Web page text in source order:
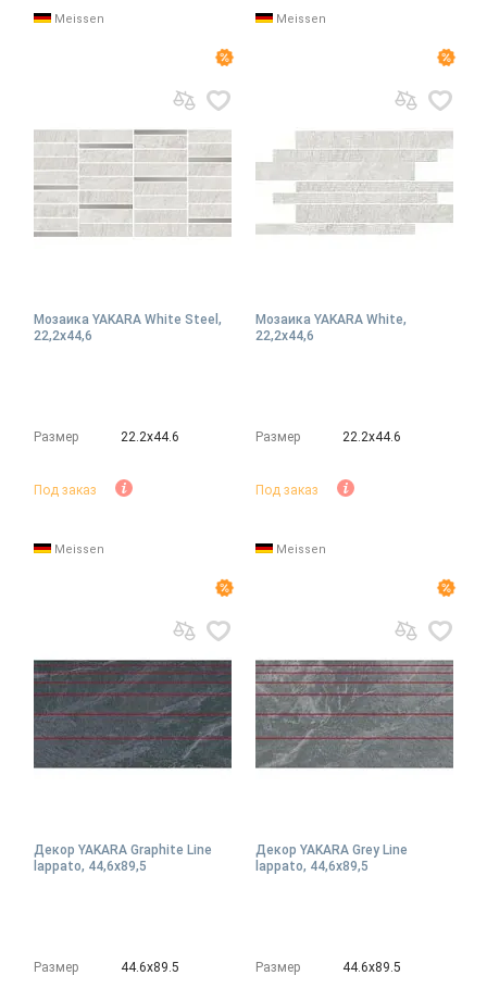
Meissen Meissen
Мозаика YAKARA White Steel,
22,2x44,6
Размер 22.2х44.6
Под заказ
Meissen
Мозаика YAKARA White,
22,2x44,6
Размер 22.2х44.6
Под заказ
Meissen
Декор YAKARA Graphite Line
lappato, 44,6x89,5
Размер 44.6х89.5
Декор YAKARA Grey Line
lappato, 44,6x89,5
Размер 44.6х89.5